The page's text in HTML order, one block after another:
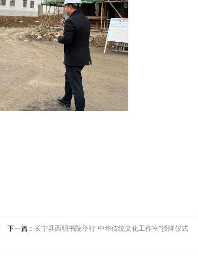
下一篇： 长宁县西明书院举行“中华传统文化工作室”授牌仪式